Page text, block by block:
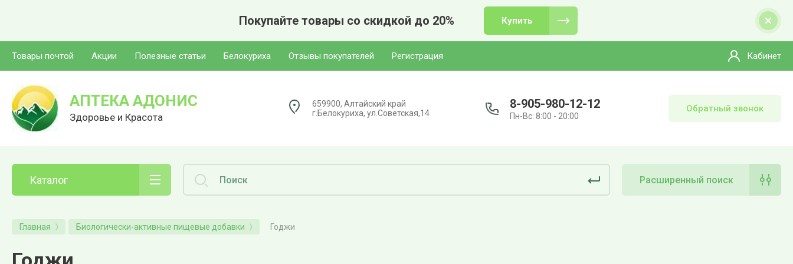
Покупайте товары со скидкой до 20% Купить
Товары почтой Акции Полезные статьи Белокуриха Отзывы покупателей Регистрация Кабинет
АПТЕКА АДОНИС
Здоровье и Красота
659900, Алтайский край
г.Белокуриха, ул.Советская,14
8-905-980-12-12
Пн-Вс: 8:00 - 20:00
Обратный звонок
Каталог Расширенный поиск
Главная Биологически-активные пищевые добавки Годжи